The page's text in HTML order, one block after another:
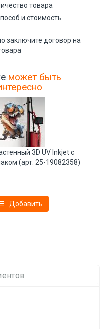
товара
и стоимость
заключите договор на
может быть
3D UV Inkjet с
(арт. 25-19082358)
Добавить